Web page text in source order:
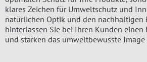
klares Zeichen für Umweltschutz und
natürlichen Optik und den nachhaltigen
hinterlassen Sie bei Ihren Kunden
und stärken das umweltbewusste